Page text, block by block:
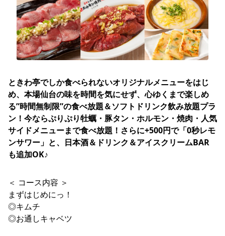
ときわ亭でしか食べられないオリジナルメニューをはじ
め、本場仙台の味を時間を気にせず、心ゆくまで楽しめ
る”時間無制限”の食べ放題＆ソフトドリンク飲み放題プラ
ン！今ならぷりぷり牡蠣・豚タン・ホルモン・焼肉・人気
サイドメニューまで食べ放題！さらに+500円で「0秒レモ
ンサワー」と、日本酒＆ドリンク＆アイスクリームBAR
も追加OK♪
＜ コース内容 ＞
まずはじめにっ！
◎キムチ
◎お通しキャベツ